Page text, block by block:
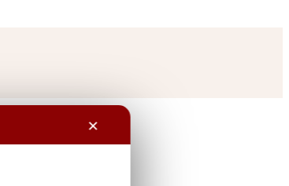
✕